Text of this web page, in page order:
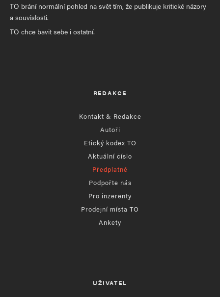
TO brání normální pohled na svět tím, že publikuje kritické názory
a souvislosti.
TO chce bavit sebe i ostatní.
REDAKCE
Kontakt & Redakce
Autoři
Etický kodex TO
Aktuální číslo
Předplatné
Podpořte nás
Pro inzerenty
Prodejní místa TO
Ankety
UŽIVATEL